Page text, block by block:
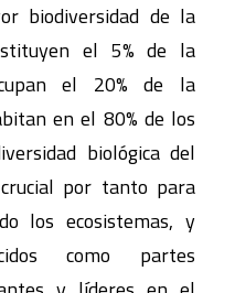
biodiversidad de la
el 5% de la
el 20% de la
en el 80% de los
biológica del
por tanto para
los ecosistemas, y
como partes